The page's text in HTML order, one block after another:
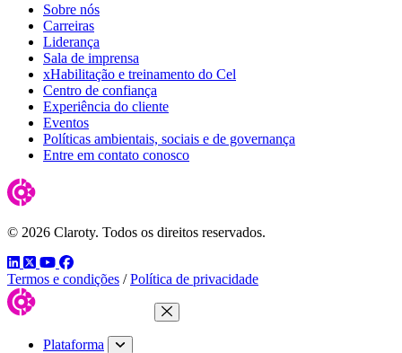
Sobre nós
Carreiras
Liderança
Sala de imprensa
xHabilitação e treinamento do Cel
Centro de confiança
Experiência do cliente
Eventos
Políticas ambientais, sociais e de governança
Entre em contato conosco
© 2026 Claroty. Todos os direitos reservados.
LinkedIn
TwitterYouTube
Facebook
Termos e condições / Política de privacidade
Fechar menu
Plataforma